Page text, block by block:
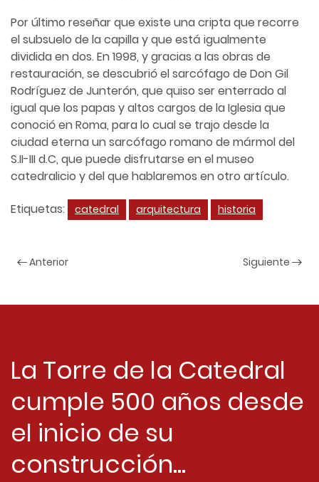
Por último reseñar que existe una cripta que recorre
el subsuelo de la capilla y que está igualmente
dividida en dos. En 1998, y gracias a las obras de
restauración, se descubrió el sarcófago de Don Gil
Rodríguez de Junterón, que quiso ser enterrado al
igual que los papas y altos cargos de la Iglesia que
conoció en Roma, para lo cual se trajo desde la
ciudad eterna un sarcófago romano de mármol del
S.II-III d.C, que puede disfrutarse en el museo
catedralicio y del que hablaremos en otro artículo.
Etiquetas:
catedral arquitectura historia
Anterior Siguiente
La Torre de la Catedral
cumple 500 años desde
el inicio de su
construcción...